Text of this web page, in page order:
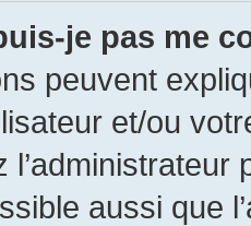
je pas me
peuvent
et/ou
l’administrateur
aussi que